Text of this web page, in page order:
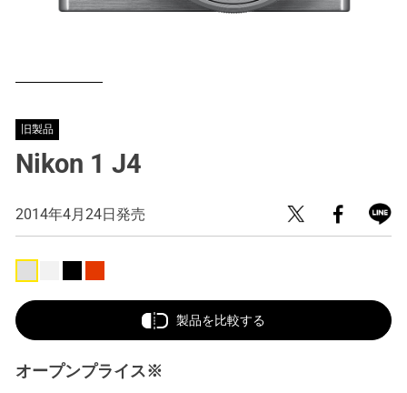
旧製品
Nikon 1 J4
2014年4月24日発売
製品を比較する
オープンプライス※